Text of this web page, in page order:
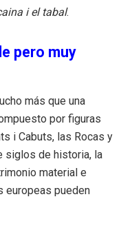
i el tabal.
pero muy
más que una
por figuras
i Cabuts, las Rocas y
siglos de historia, la
material e
europeas pueden